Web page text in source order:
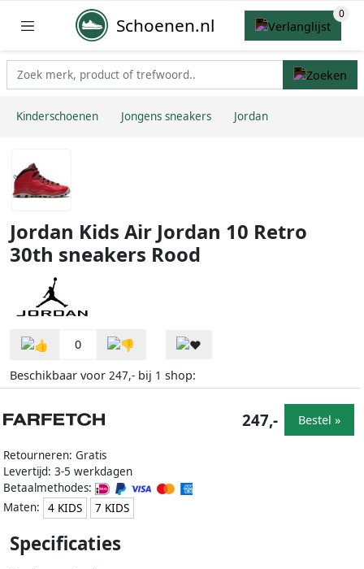
Schoenen.nl
Kinderschoenen Jongens sneakers Jordan
Jordan Kids Air Jordan 10 Retro
30th sneakers Rood
0
Beschikbaar voor 247,- bij 1 shop:
Retourneren: Gratis
Levertijd: 3-5 werkdagen
Betaalmethodes:
Maten:
4 KIDS 7 KIDS
247,- Bestel »
Specificaties